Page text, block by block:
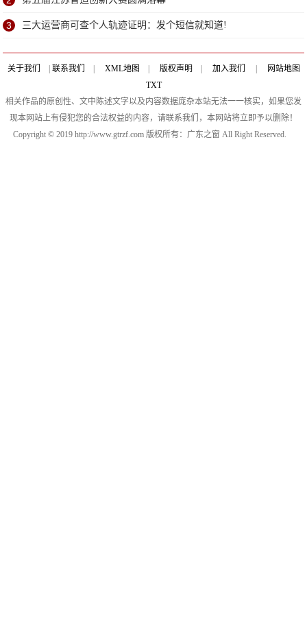
3 三大运营商可查个人轨迹证明：发个短信就知道!
关于我们 联系我们 XML地图 版权声明 加入我们
网站地图
TXT
相关作品的原创性、文中陈述文字以及内容数据庞杂本站无法一一核实，如果您发
现本网站上有侵犯您的合法权益的内容，请联系我们，本网站将立即予以删除！
Copyright © 2019 http://www.gtrzf.com 版权所有：广东之窗 All Right Reserved.